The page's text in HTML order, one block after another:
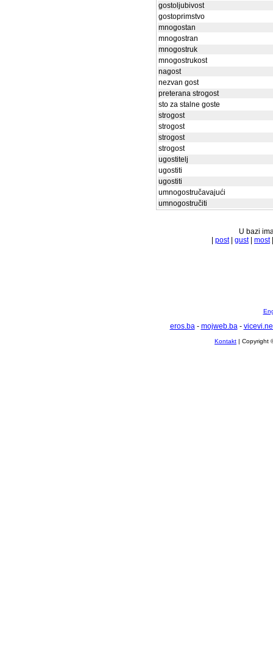
gostoljubivost
gostoprimstvo
mnogostan
mnogostran
mnogostruk
mnogostrukost
nagost
nezvan gost
preterana strogost
sto za stalne goste
strogost
strogost
strogost
strogost
ugostitelj
ugostiti
ugostiti
umnogostručavajući
umnogostručiti
U bazi
post| gust| most
eros.ba- mojweb.ba-
Kontakt | Copyright